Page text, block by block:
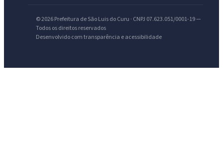
© 2026 Prefeitura de São Luis do Curu · CNPJ 07.623.051/0001-19 —
Todos os direitos reservados
Desenvolvido com transparência e acessibilidade